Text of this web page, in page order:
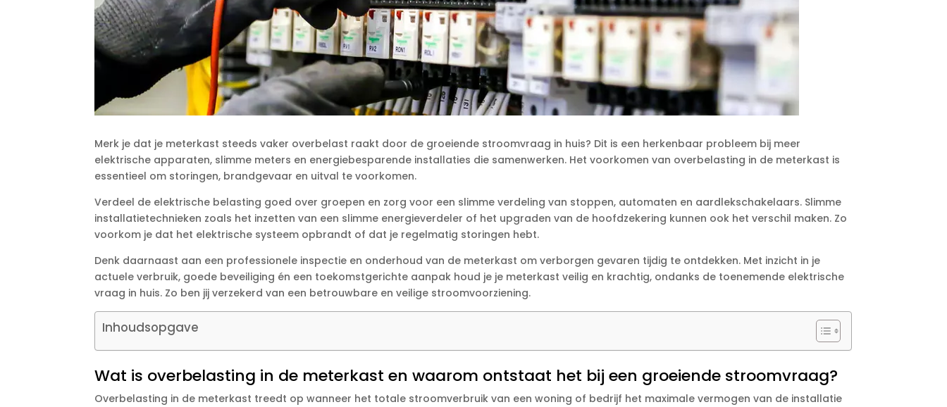
Merk je dat je meterkast steeds vaker overbelast raakt door de groeiende stroomvraag in huis? Dit is een herkenbaar probleem bij meer
elektrische apparaten, slimme meters en energiebesparende installaties die samenwerken.​ Het voorkomen van overbelasting in de meterkast is
essentieel om storingen, brandgevaar en uitval te voorkomen.​
Verdeel de elektrische belasting goed over groepen en zorg voor een slimme verdeling van stoppen, automaten en aardlekschakelaars.​ Slimme
installatietechnieken zoals het inzetten van een slimme energieverdeler of het upgraden van de hoofdzekering kunnen ook het verschil maken.​ Zo
voorkom je dat het elektrische systeem opbrandt of dat je regelmatig storingen hebt.​
Denk daarnaast aan een professionele inspectie en onderhoud van de meterkast om verborgen gevaren tijdig te ontdekken.​ Met inzicht in je
actuele verbruik, goede beveiliging én een toekomstgerichte aanpak houd je je meterkast veilig en krachtig, ondanks de toenemende elektrische
vraag in huis.​ Zo ben jij verzekerd van een betrouwbare en veilige stroomvoorziening.​
Inhoudsopgave
Wat is overbelasting in de meterkast en waarom ontstaat het bij een groeiende stroomvraag?
Overbelasting in de meterkast treedt op wanneer het totale stroomverbruik van een woning of bedrijf het maximale vermogen van de installatie